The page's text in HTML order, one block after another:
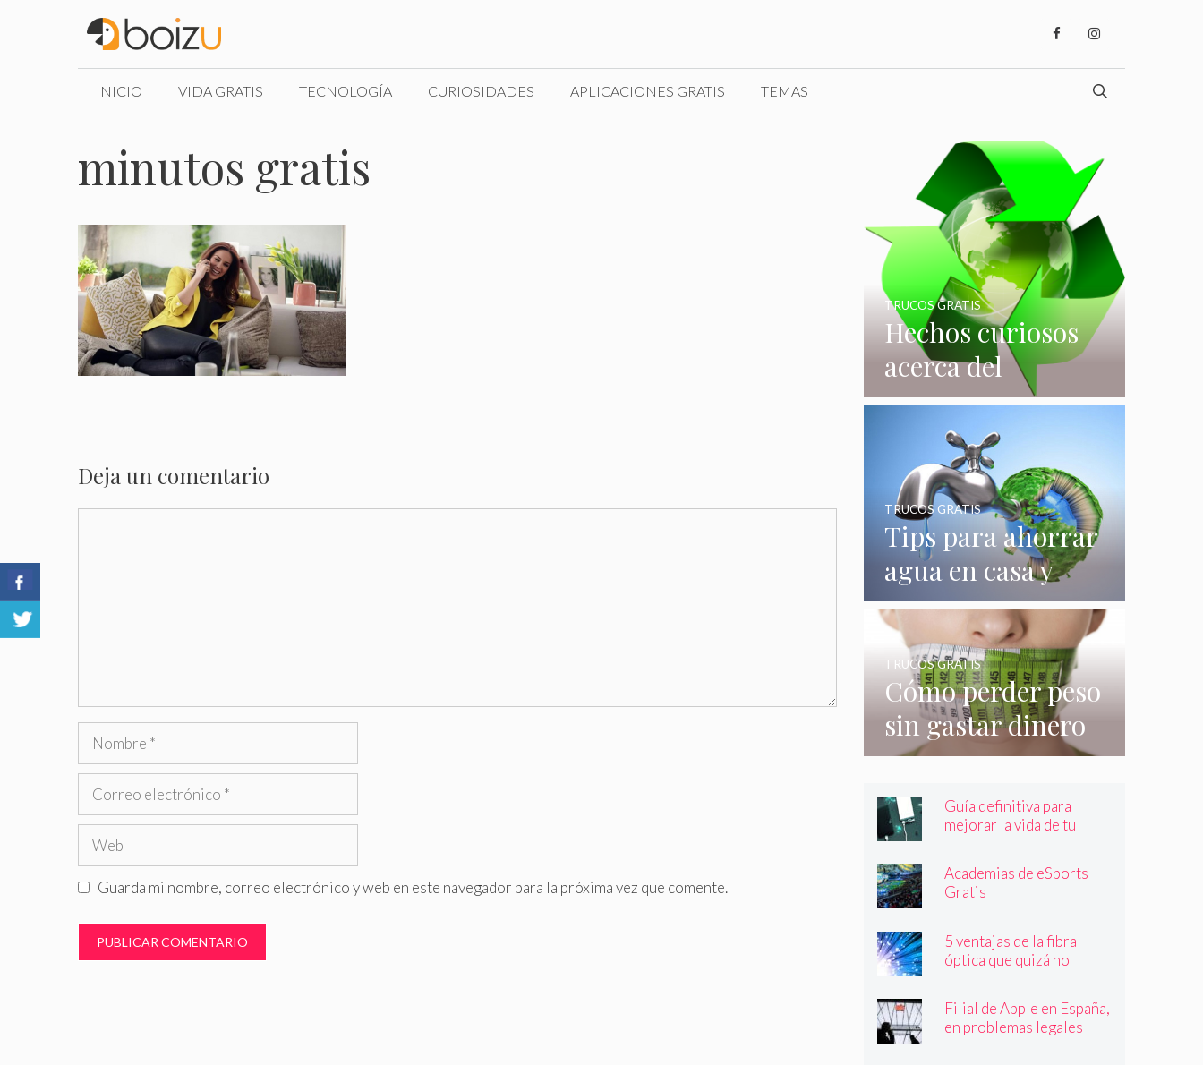
INICIO VIDA GRATIS TECNOLOGÍA CURIOSIDADES APLICACIONES GRATIS TEMAS
minutos gratis
Deja un comentario
Nombre
Correo
Web
Guarda mi nombre, correo electrónico y web en este navegador para la próxima vez que comente.
Hechos curiosos
acerca del
reciclaje que
quizás no
conocías
TRUCOS GRATIS
Tips para ahorrar
agua en casa y
gastar menos en
su consumo
TRUCOS GRATIS
Cómo perder peso
sin gastar dinero
e incluso sin
hacer nada
TRUCOS GRATIS
Guía definitiva para
mejorar la vida de tu
Academias de eSports
Gratis
5 ventajas de la fibra
óptica que quizá no
Filial de Apple en España,
en problemas legales